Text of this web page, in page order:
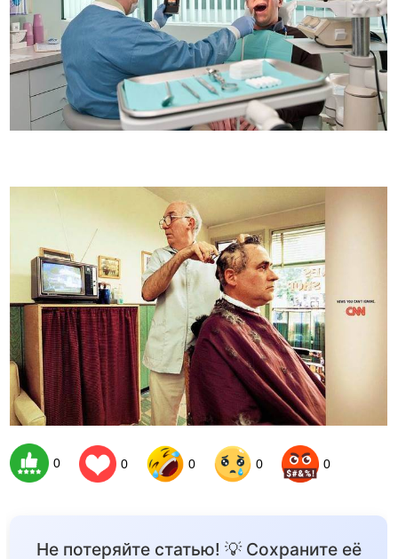
0 0 0 0 0
Не потеряйте статью! 💡 Сохраните её